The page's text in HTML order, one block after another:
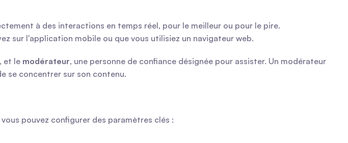
à des interactions en temps réel, pour le meilleur ou pour le pire.
sur l'application mobile ou que vous utilisiez un navigateur web.
et le modérateur, une personne de confiance désignée pour assister. Un modérateur
se concentrer sur son contenu.
pouvez configurer des paramètres clés :